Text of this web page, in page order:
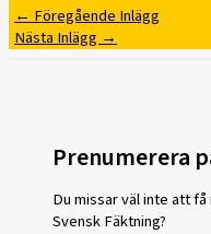
←Föregående Inlägg
Nästa Inlägg→
Prenumerera
Du missar väl inte att
Svensk Fäktning?